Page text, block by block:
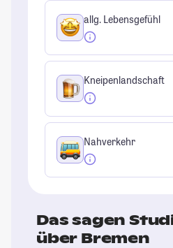
allg. Lebensgefühl
Kneipenlandschaft
Nahverkehr
Das sagen
über Bremen